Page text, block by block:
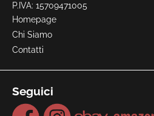
P.IVA: 15709471005
Homepage
Chi Siamo
Contatti
Seguici